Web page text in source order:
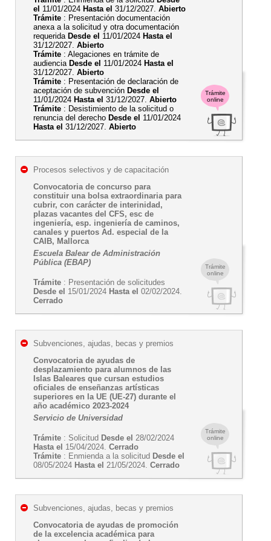
Trámite
online
el 11/01/2024 Hasta el 31/12/2027. Abierto
Trámite : Presentación documentación
anexa a la solicitud y otra documentación
requerida Desde el 11/01/2024 Hasta el
31/12/2027. Abierto
Trámite : Alegaciones en trámite de
audiencia Desde el 11/01/2024 Hasta el
31/12/2027. Abierto
Trámite : Presentación de declaración de
aceptación de subvención Desde el
11/01/2024 Hasta el 31/12/2027. Abierto
Trámite : Desistimiento de la solicitud o
renuncia del derecho Desde el 11/01/2024
Hasta el 31/12/2027. Abierto
Trámite
online
Procesos selectivos y de capacitación
Convocatoria de concurso para
constituir una bolsa extraordinaria para
cubrir, con carácter de interinidad,
plazas vacantes del CFS, esc de
ingeniería, esp. ingeniería de caminos,
canales y puertos Ad. especial de la
CAIB, Mallorca
Escuela Balear de Administración
Pública (EBAP)
Trámite : Presentación de solicitudes
Desde el 15/01/2024 Hasta el 02/02/2024.
Cerrado
Trámite
online
Subvenciones, ajudas, becas y premios
Convocatoria de ayudas de
desplazamiento para alumnos de las
Islas Baleares que cursan estudios
oficiales de enseñanzas artísticas
superiores en la UE (UE-27) durante el
año académico 2023-2024
Servicio de Universidad
Trámite : Solicitud Desde el 28/02/2024
Hasta el 15/04/2024. Cerrado
Trámite : Enmienda a la solicitud Desde el
08/05/2024 Hasta el 21/05/2024. Cerrado
Subvenciones, ajudas, becas y premios
Convocatoria de ayudas de promoción
de la excelencia académica para